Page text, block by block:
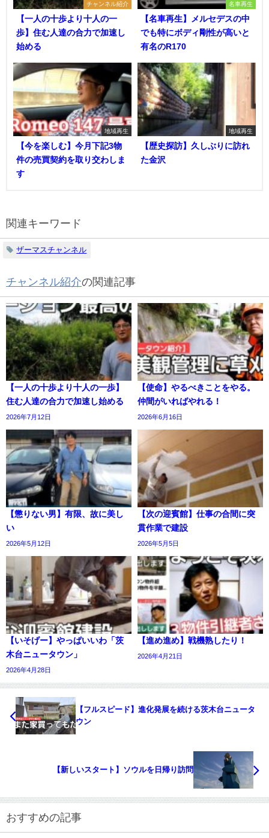
チャンネル紹介
【一人の十歩より十人の一
歩】住む人達の合力で加速し
始める
名車再生
【名車再生】メルセデスの中
でも特にボディ剛性が高いと
有名のR170
地域再生
【今を楽しむ】今月下記3物
件の売買契約を取り交わしま
す
地域再生
【歴史探訪】久しぶりに訪れ
た金沢
関連キーワード
ザーマスチャンネル
チャンネル紹介の関連記事
【一人の十歩より十人の一歩】
住む人達の合力で加速し始める
2026年7月12日
【使命】やるべきことをやる。
仲間がいればやれる！
2026年6月16日
【懲りない男】有限、故に美し
い
2026年5月12日
【次の迎賓館】仕事の合間に突
貫作業で建設
2026年5月5日
【いそげー】やっぱいいわ「茨
木台ニュータウン」
2026年4月28日
【進め進め】戦機熟したり！
2026年4月21日
【フルスピード】進化発展を続ける茨木台ニュータ
ウン
【新しいスタート】ソウルを日帰り訪問
おすすめの記事